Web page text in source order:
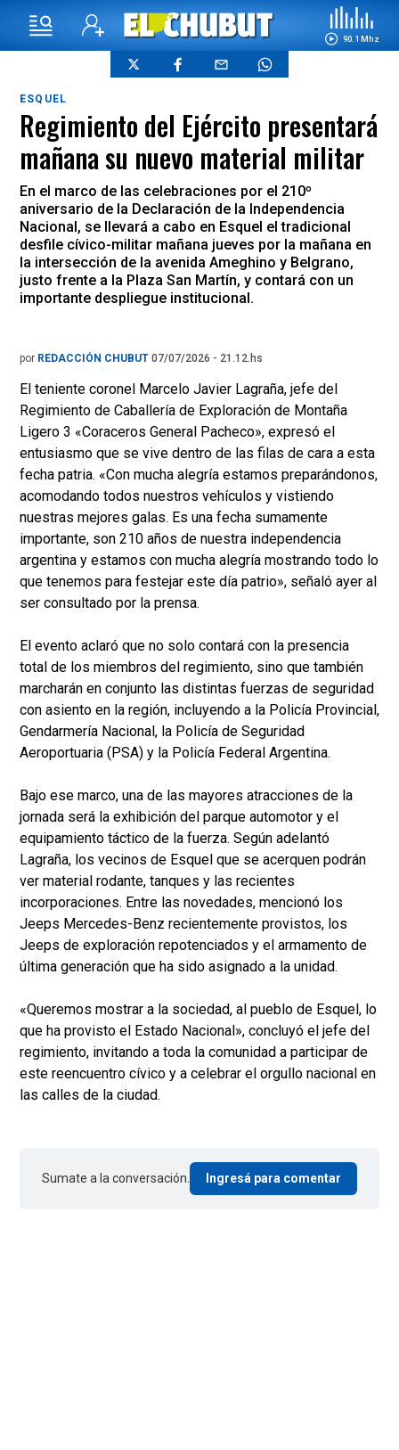
90.1 Mhz
ESQUEL
Regimiento del Ejército presentará
mañana su nuevo material militar
En el marco de las celebraciones por el 210º
aniversario de la Declaración de la Independencia
Nacional, se llevará a cabo en Esquel el tradicional
desfile cívico-militar mañana jueves por la mañana en
la intersección de la avenida Ameghino y Belgrano,
justo frente a la Plaza San Martín, y contará con un
importante despliegue institucional.
por REDACCIÓN CHUBUT 07/07/2026 - 21.12.hs
El teniente coronel Marcelo Javier Lagraña, jefe del
Regimiento de Caballería de Exploración de Montaña
Ligero 3 «Coraceros General Pacheco», expresó el
entusiasmo que se vive dentro de las filas de cara a esta
fecha patria. «Con mucha alegría estamos preparándonos,
acomodando todos nuestros vehículos y vistiendo
nuestras mejores galas. Es una fecha sumamente
importante, son 210 años de nuestra independencia
argentina y estamos con mucha alegría mostrando todo lo
que tenemos para festejar este día patrio», señaló ayer al
ser consultado por la prensa.
El evento aclaró que no solo contará con la presencia
total de los miembros del regimiento, sino que también
marcharán en conjunto las distintas fuerzas de seguridad
con asiento en la región, incluyendo a la Policía Provincial,
Gendarmería Nacional, la Policía de Seguridad
Aeroportuaria (PSA) y la Policía Federal Argentina.
Bajo ese marco, una de las mayores atracciones de la
jornada será la exhibición del parque automotor y el
equipamiento táctico de la fuerza. Según adelantó
Lagraña, los vecinos de Esquel que se acerquen podrán
ver material rodante, tanques y las recientes
incorporaciones. Entre las novedades, mencionó los
Jeeps Mercedes-Benz recientemente provistos, los
Jeeps de exploración repotenciados y el armamento de
última generación que ha sido asignado a la unidad.
«Queremos mostrar a la sociedad, al pueblo de Esquel, lo
que ha provisto el Estado Nacional», concluyó el jefe del
regimiento, invitando a toda la comunidad a participar de
este reencuentro cívico y a celebrar el orgullo nacional en
las calles de la ciudad.
Sumate a la conversación. Ingresá para comentar